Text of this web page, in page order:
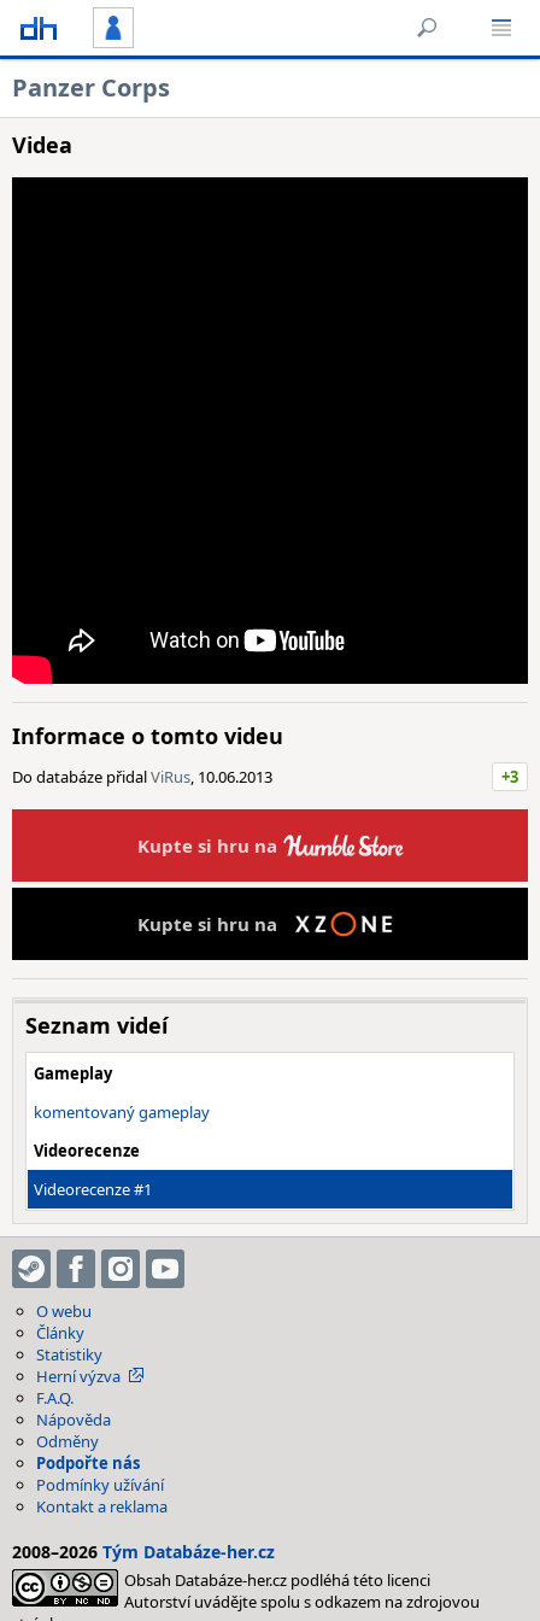
Panzer Corps
Videa
Informace o tomto videu
Do databáze přidalViRus, 10.06.2013 +3
Kupte si hru na
Kupte si hru na
Seznam videí
Gameplay
komentovaný gameplay
Videorecenze
Videorecenze #1
O webu
Články
Statistiky
Herní výzva
F.A.Q.
Nápověda
Odměny
Podpořte nás
Podmínky užívání
Kontakt a reklama
2008–2026 Tým Databáze-her.cz
Obsah Databáze-her.cz podléhá této licenci
Autorství uvádějte spolu s odkazem na zdrojovou